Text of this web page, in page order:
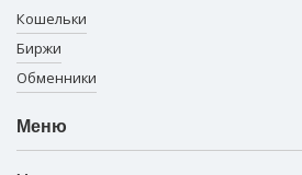
Кошельки
Биржи
Обменники
Меню